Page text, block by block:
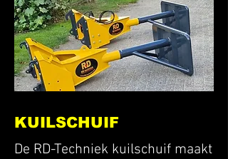
KUILSCHUIF
De RD-Techniek kuilschuif maakt